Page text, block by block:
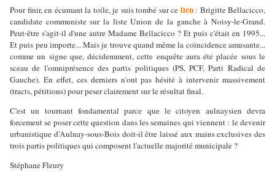
Pour finir, en écumant la toile, je suis tombé sur ce lien: Brigitte Bellacicco,
candidate communiste sur la liste Union de la gauche à Noisy-le-Grand.
Peut-être s'agit-il d'une autre Madame Bellacicco ? Et puis c'était en 1995...
Et puis peu importe... Mais je trouve quand même la coïncidence amusante...
comme un signe que, décidemment, cette enquête aura été placée sous le
sceau de l'omniprésence des partis politiques (PS, PCF, Parti Radical de
Gauche). En effet, ces derniers n'ont pas hésité à intervenir massivement
(tracts, pétitions) pour peser clairement sur le résultat final.
C'est un tournant fondamental parce que le citoyen aulnaysien devra
forcement se poser cette question dans les semaines qui viennent : le devenir
urbanistique d'Aulnay-sous-Bois doit-il être laissé aux mains exclusives des
trois partis politiques qui composent l'actuelle majorité municipale ?
Stéphane Fleury